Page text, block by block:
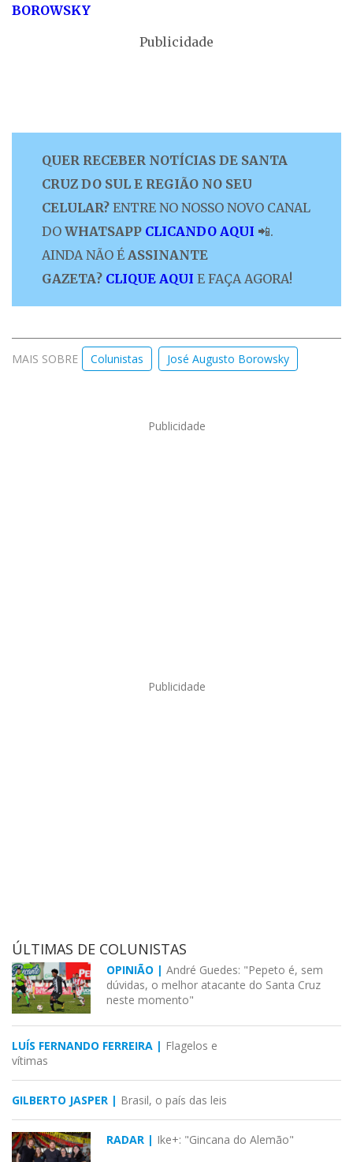
BOROWSKY
Publicidade
QUER RECEBER NOTÍCIAS DE SANTA
CRUZ DO SUL E REGIÃO NO SEU
CELULAR? ENTRE NO NOSSO NOVO CANAL
DO WHATSAPP CLICANDO AQUI 📲.
AINDA NÃO É ASSINANTE
GAZETA? CLIQUE AQUI E FAÇA AGORA!
MAIS SOBRE Colunistas José Augusto Borowsky
Publicidade
Publicidade
ÚLTIMAS DE COLUNISTAS
OPINIÃO | André Guedes: "Pepeto é, sem
dúvidas, o melhor atacante do Santa Cruz
neste momento"
LUÍS FERNANDO FERREIRA | Flagelos e
vítimas
GILBERTO JASPER | Brasil, o país das leis
RADAR | Ike+: "Gincana do Alemão"